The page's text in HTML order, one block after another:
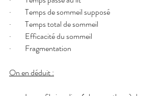
·         Temps de sommeil supposé
·         Temps total de sommeil
·         Efficacité du sommeil
·         Fragmentation
On en déduit :